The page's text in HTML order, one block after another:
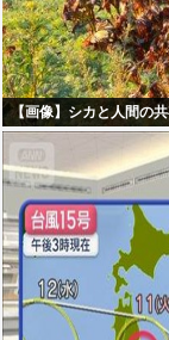
【画像】シカと人間の